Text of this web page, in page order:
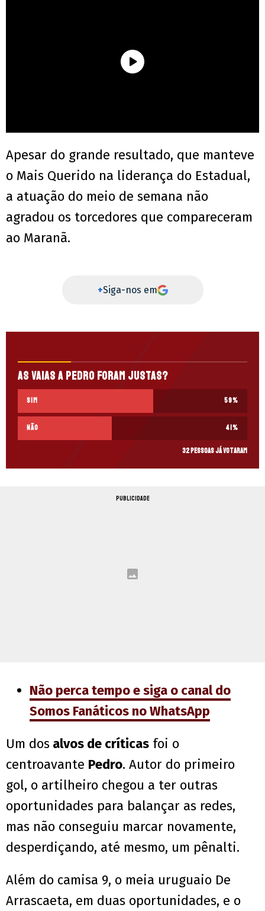
Apesar do grande resultado, que manteve
o Mais Querido na liderança do Estadual,
a atuação do meio de semana não
agradou os torcedores que compareceram
ao Maranã.
+Siga-nos em
As vaias a Pedro foram justas?
Sim 59%
Não 41%
32 pessoas já votaram
PUBLICIDADE
Não perca tempo e siga o canal do
Somos Fanáticos no WhatsApp
Um dos alvos de críticas foi o
centroavante Pedro. Autor do primeiro
gol, o artilheiro chegou a ter outras
oportunidades para balançar as redes,
mas não conseguiu marcar novamente,
desperdiçando, até mesmo, um pênalti.
Além do camisa 9, o meia uruguaio De
Arrascaeta, em duas oportunidades, e o